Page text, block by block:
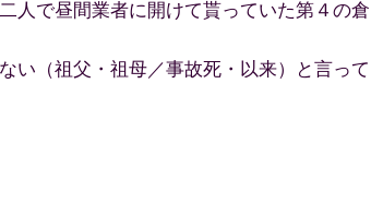
人で昼間業者に開けて貰っていた第４の倉
い（祖父・祖母／事故死・以来）と言って